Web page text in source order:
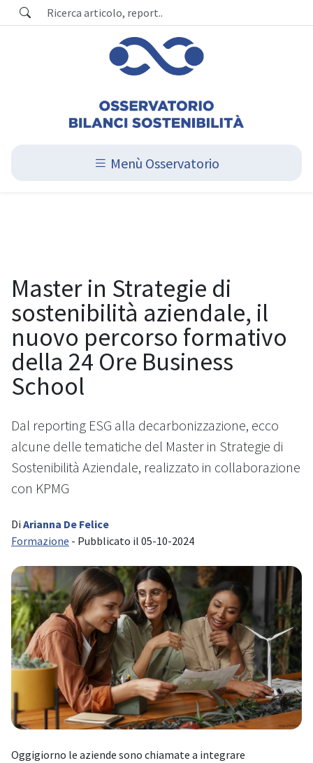
Menù Osservatorio
Master in Strategie di
sostenibilità aziendale, il
nuovo percorso formativo
della 24 Ore Business
School
Dal reporting ESG alla decarbonizzazione, ecco
alcune delle tematiche del Master in Strategie di
Sostenibilità Aziendale, realizzato in collaborazione
con KPMG
Di Arianna De Felice
Formazione - Pubblicato il 05-10-2024
Oggigiorno le aziende sono chiamate a integrare